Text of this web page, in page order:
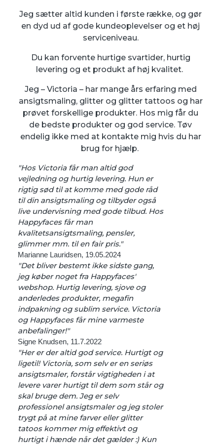
Jeg sætter altid kunden i første række, og gør
en dyd ud af gode kundeoplevelser og et høj
serviceniveau.
Du kan forvente hurtige svartider, hurtig
levering og et produkt af høj kvalitet.
Jeg – Victoria – har mange års erfaring med
ansigtsmaling, glitter og glitter tattoos og har
prøvet forskellige produkter. Hos mig får du
de bedste produkter og god service. Tøv
endelig ikke med at kontakte mig hvis du har
brug for hjælp.
"Hos Victoria får man altid god
vejledning og hurtig levering. Hun er
rigtig sød til at komme med gode råd
til din ansigtsmaling og tilbyder også
live undervisning med gode tilbud. Hos
Happyfaces får man
kvalitetsansigtsmaling, pensler,
glimmer mm. til en fair pris."
Marianne Lauridsen, 19.05.2024
"Det bliver bestemt ikke sidste gang,
jeg køber noget fra Happyfaces'
webshop. Hurtig levering, sjove og
anderledes produkter, megafin
indpakning og sublim service. Victoria
og Happyfaces får mine varmeste
anbefalinger!"
Signe Knudsen, 11.7.2022
"Her er der altid god service. Hurtigt og
ligetil! Victoria, som selv er en seriøs
ansigtsmaler, forstår vigtigheden i at
levere varer hurtigt til dem som står og
skal bruge dem. Jeg er selv
professionel ansigtsmaler og jeg stoler
trygt på at mine farver eller glitter
tatoos kommer mig effektivt og
hurtigt i hænde når det gælder :) Kun